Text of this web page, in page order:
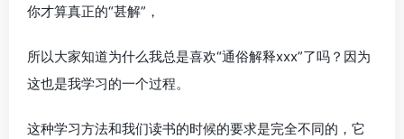
你才算真正的“甚解”，
所以大家知道为什么我总是喜欢“通俗解释xxx”了吗？因为
这也是我学习的一个过程。
这种学习方法和我们读书的时候的要求是完全不同的，它